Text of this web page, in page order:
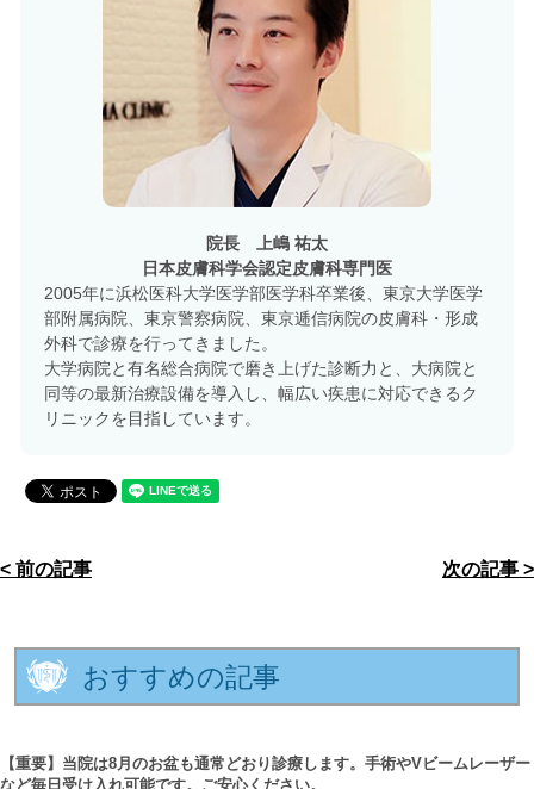
院長 上嶋 祐太
日本皮膚科学会認定皮膚科専門医
2005年に浜松医科大学医学部医学科卒業後、東京大学医学
部附属病院、東京警察病院、東京逓信病院の皮膚科・形成
外科で診療を行ってきました。
大学病院と有名総合病院で磨き上げた診断力と、大病院と
同等の最新治療設備を導入し、幅広い疾患に対応できるク
リニックを目指しています。
< 前の記事 次の記事 >
おすすめの記事
【重要】当院は8月のお盆も通常どおり診療します。手術やVビームレーザー
など毎日受け入れ可能です。ご安心ください。